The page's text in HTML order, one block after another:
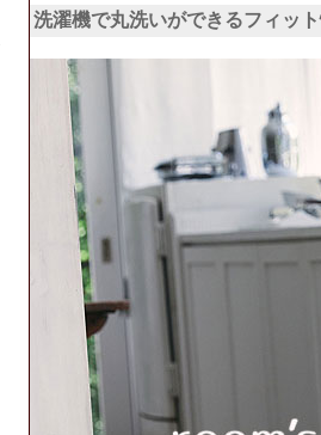
洗濯機で丸洗いができるフィッ